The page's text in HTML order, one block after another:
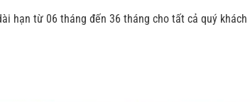
hạn từ 06 tháng đến 36 tháng cho tất cả quý khách